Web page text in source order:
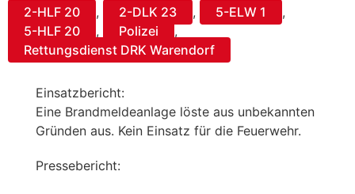
2-HLF 20
, 2-DLK 23 , 5-ELW 1
,
5-HLF 20
, Polizei
,
Rettungsdienst DRK Warendorf
Einsatzbericht:
Eine Brandmeldeanlage löste aus unbekannten
Gründen aus. Kein Einsatz für die Feuerwehr.
Pressebericht: